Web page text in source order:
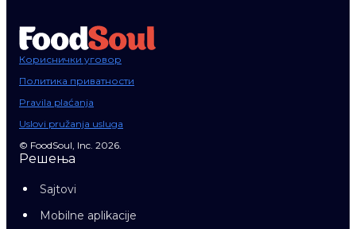
Кориснички уговор
Политика приватности
Pravila plaćanja
Uslovi pružanja usluga
© FoodSoul, Inc. 2026.
Решења
Sajtovi
Mobilne aplikacije